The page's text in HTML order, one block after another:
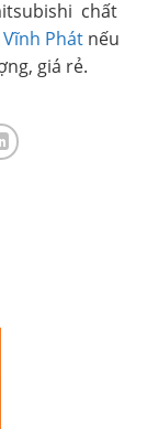
chất
Vĩnh Phát nếu
giá rẻ.